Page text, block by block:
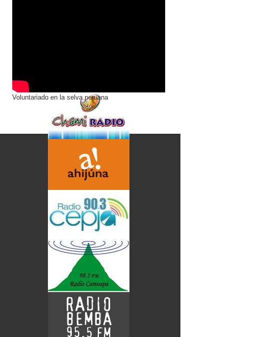
Voluntariado en la selva peruana